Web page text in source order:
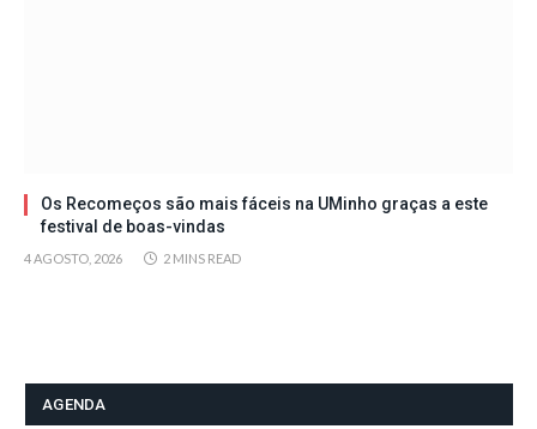
Os Recomeços são mais fáceis na UMinho graças a este
festival de boas-vindas
4 AGOSTO, 2026 2 MINS READ
AGENDA